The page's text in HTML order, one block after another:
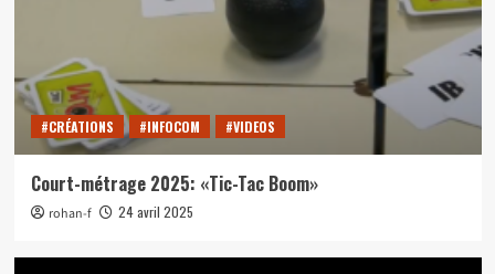
#CRÉATIONS #INFOCOM #VIDEOS
Court-métrage 2025: «Tic-Tac Boom»
rohan-f 24 avril 2025